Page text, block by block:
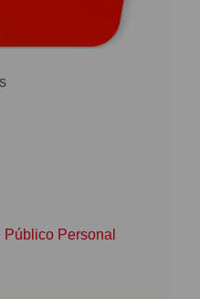
Público Personal